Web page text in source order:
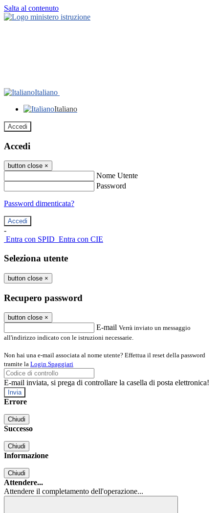
Salta al contenuto
Italiano
Italiano
Accedi
Accedi
button close ×
Nome Utente
Password
Password dimenticata?
-
Entra con SPID Entra con CIE
Seleziona utente
button close ×
Recupero password
button close ×
E-mail Verrà inviato un messaggio
all'indirizzo indicato con le istruzioni necessarie.
Non hai una e-mail associata al nome utente? Effettua il reset della password
tramite la Login Spaggiari
E-mail inviata, si prega di controllare la casella di posta elettronica!
Errore
Chiudi
Successo
Chiudi
Informazione
Chiudi
Attendere...
Attendere il completamento dell'operazione...